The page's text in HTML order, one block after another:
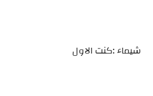
شيماء :كنت الاول